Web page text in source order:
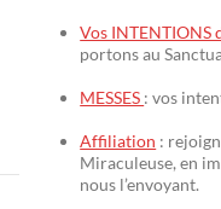
Vos INTENTIONS
portons au
MESSES : vos
Affiliation :
Miraculeuse, en
nous l’envoyant.